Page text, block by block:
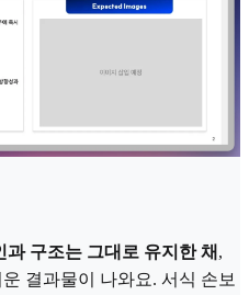
구조는 그대로 유지한 채 ,
결과물이 나와요. 서식 손보